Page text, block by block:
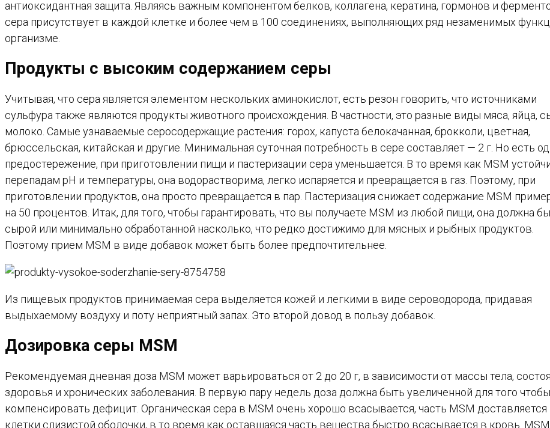
антиоксидантная защита. Являясь важным компонентом белков, коллагена, кератина, гормонов и
сера присутствует в каждой клетке и более чем в 100 соединениях, выполняющих ряд незаменимых
организме.
Продукты с высоким содержанием серы
Учитывая, что сера является элементом нескольких аминокислот, есть резон говорить, что источниками
сульфура также являются продукты животного происхождения. В частности, это разные виды мяса, яйца,
молоко. Самые узнаваемые серосодержащие растения: горох, капуста белокачанная, брокколи, цветная,
брюссельская, китайская и другие. Минимальная суточная потребность в сере составляет — 2 г. Но есть
предостережение, при приготовлении пищи и пастеризации сера уменьшается. В то время как MSM
перепадам рН и температуры, она водорастворима, легко испаряется и превращается в газ. Поэтому, при
приготовлении продуктов, она просто превращается в пар. Пастеризация снижает содержание MSM
на 50 процентов. Итак, для того, чтобы гарантировать, что вы получаете MSM из любой пищи, она должна
сырой или минимально обработанной насколько, что редко достижимо для мясных и рыбных продуктов.
Поэтому прием MSM в виде добавок может быть более предпочтительнее.
Из пищевых продуктов принимаемая сера выделяется кожей и легкими в виде сероводорода, придавая
выдыхаемому воздуху и поту неприятный запах. Это второй довод в пользу добавок.
Дозировка серы MSM
Рекомендуемая дневная доза MSM может варьироваться от 2 до 20 г, в зависимости от массы тела,
здоровья и хронических заболевания. В первую пару недель доза должна быть увеличенной для того чтобы
компенсировать дефицит. Органическая сера в MSM очень хорошо всасывается, часть MSM доставляется
клетки слизистой оболочки, в то время как оставшаяся часть вещества быстро всасывается в кровь. MSM